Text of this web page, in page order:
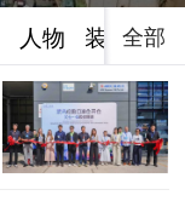
全部
人物 装备